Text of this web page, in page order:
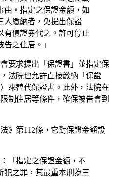
由。指定之保證金額，如
人繳納者，免提出保證
有價證券代之。許可停止
之住居。」
要求提出「保證書」並指定保
法院也允許直接繳納「保證
來替代保證書。此外，法院在
制住居等條件，確保被告會到
》第112條，它對保證金額設
「指定之保證金額，不
犯之罪，其最重本刑為三